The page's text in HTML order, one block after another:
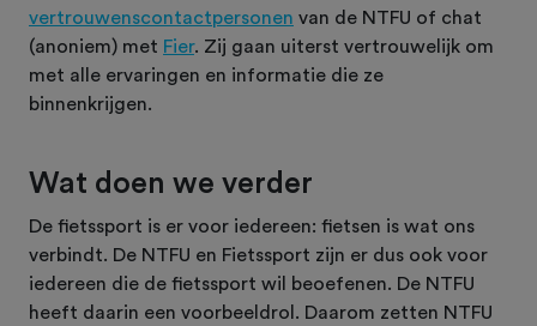
vertrouwenscontactpersonen van de NTFU of chat
(anoniem) met Fier. Zij gaan uiterst vertrouwelijk om
met alle ervaringen en informatie die ze
binnenkrijgen.
Wat doen we verder
De fietssport is er voor iedereen: fietsen is wat ons
verbindt. De NTFU en Fietssport zijn er dus ook voor
iedereen die de fietssport wil beoefenen. De NTFU
heeft daarin een voorbeeldrol. Daarom zetten NTFU